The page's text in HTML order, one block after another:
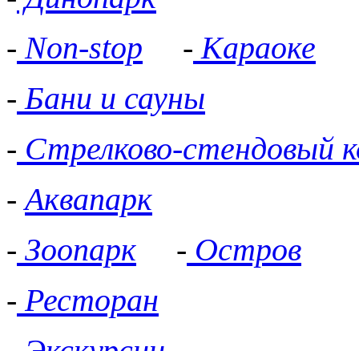
- Non-stop - Караоке
- Бани и сауны
- Стрелково-стендовый
-Аквапарк
- Зоопарк - Остров
- Ресторан